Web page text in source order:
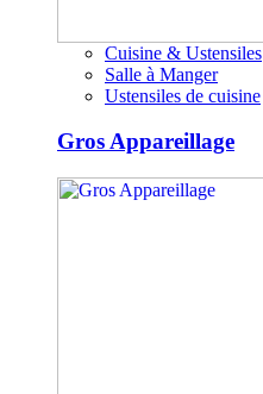
Cuisine & Ustensiles
Salle à Manger
Ustensiles de cuisine
Gros Appareillage